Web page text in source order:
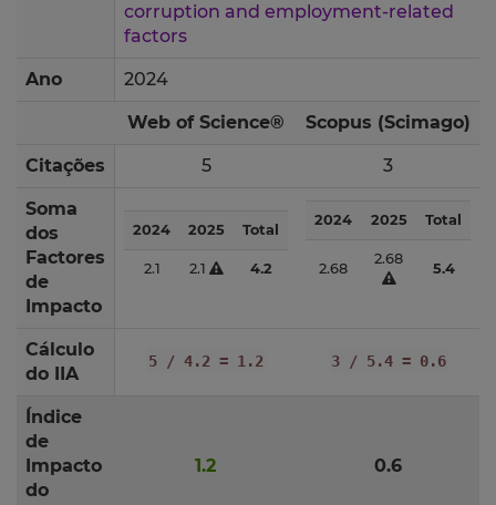
corruption and employment-related
factors
Ano 2024
Web of Science® Scopus (Scimago)
Citações 5 3
Soma
dos
Factores
de
Impacto
2024 2025 Total
2.1 2.1 4.2
2024 2025 Total
2.68
2.68
5.4
Cálculo
do IIA
5 / 4.2 = 1.2 3 / 5.4 = 0.6
Índice
de
Impacto
do
1.2 0.6